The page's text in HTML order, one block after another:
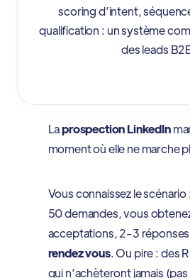
scoring d’intent,
qualification : un système
des leads
Laprospection LinkedIn
moment où elle ne marche
Vous connaissez le
50 demandes, vous
acceptations, 2-3
rendez vous. Ou pire : des
qui n’achèteront jamais (pas